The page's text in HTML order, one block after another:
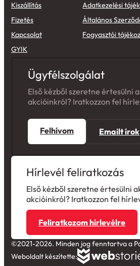
Kiszállítás
Fizetés
Kapcsolat
GYIK
Adatkezelési
Általános
Fogyasztói
Ügyfélszolgálat
Első kézből szeretne értesülni
akcióinkról? Iratkozzon fel
Felhívom Emailt írok
Hírlevél feliratkozás
Első kézből szeretne értesülni
akcióinkról? Iratkozzon fel
Feliratkozom hírlevélre
©2021-2026. Minden jog fenntartva a
Weboldalt készítette: